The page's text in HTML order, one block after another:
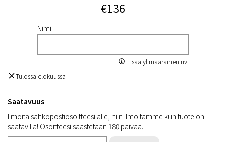
€136
Nimi:
Lisää ylimääräinen rivi
Tulossa elokuussa
Saatavuus
Ilmoita sähköpostiosoitteesi alle, niin ilmoitamme kun tuote on
saatavilla! Osoitteesi säästetään 180 päivää.